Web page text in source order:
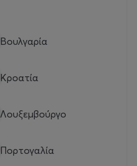
Βουλγαρία
Κροατία
Λουξεμβούργο
Πορτογαλία